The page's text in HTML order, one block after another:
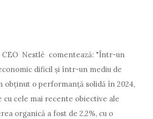
CEO Nestlé comentează: "Într-un
dificil și într-un mediu de
obținut o performanță solidă în 2024,
cele mai recente obiective ale
organică a fost de 2,2%, cu o